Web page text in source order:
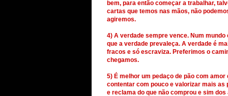
bem, para então começar a trabalhar,
cartas que temos nas mãos, não
agiremos.
4) A verdade sempre vence. Num
que a verdade prevaleça. A verdade é
fracos e só escraviza. Preferimos o
chegamos.
5) É melhor um pedaço de pão com
contentar com pouco e valorizar mais as
e reclama do que não comprou e sim